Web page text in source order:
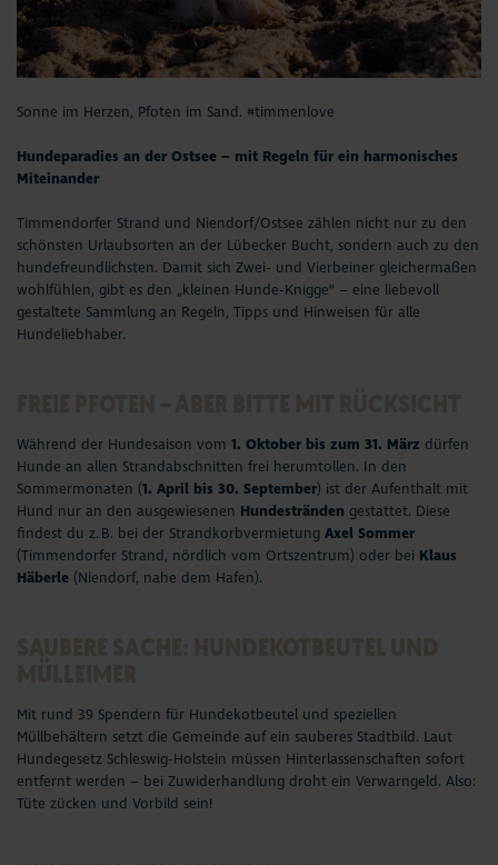
Sonne im Herzen, Pfoten im Sand. #timmenlove
Hundeparadies an der Ostsee – mit Regeln für ein harmonisches
Miteinander
Timmendorfer Strand und Niendorf/Ostsee zählen nicht nur zu den
schönsten Urlaubsorten an der Lübecker Bucht, sondern auch zu den
hundefreundlichsten. Damit sich Zwei- und Vierbeiner gleichermaßen
wohlfühlen, gibt es den „kleinen Hunde-Knigge“ – eine liebevoll
gestaltete Sammlung an Regeln, Tipps und Hinweisen für alle
Hundeliebhaber.
Während der Hundesaison vom 1. Oktober bis zum 31. März dürfen
Hunde an allen Strandabschnitten frei herumtollen. In den
Sommermonaten (1. April bis 30. September) ist der Aufenthalt mit
Hund nur an den ausgewiesenen Hundestränden gestattet. Diese
findest du z. B. bei der Strandkorbvermietung Axel Sommer
(Timmendorfer Strand, nördlich vom Ortszentrum) oder bei Klaus
Häberle (Niendorf, nahe dem Hafen).
Mit rund 39 Spendern für Hundekotbeutel und speziellen
Müllbehältern setzt die Gemeinde auf ein sauberes Stadtbild. Laut
Hundegesetz Schleswig-Holstein müssen Hinterlassenschaften sofort
entfernt werden – bei Zuwiderhandlung droht ein Verwarngeld. Also:
Tüte zücken und Vorbild sein!